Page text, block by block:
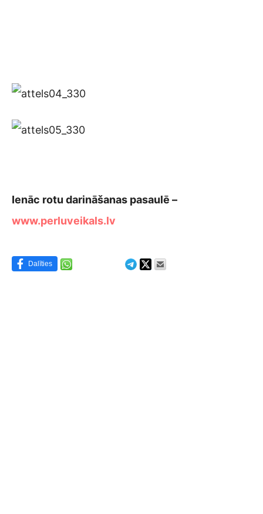
Ienāc rotu darināšanas pasaulē –
www.perluveikals.lv
Dalīties